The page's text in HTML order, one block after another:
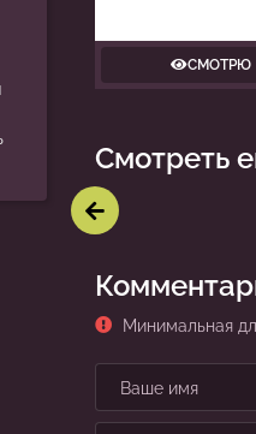
СМОТРЮ
Смотреть
Диджле
Минимальная